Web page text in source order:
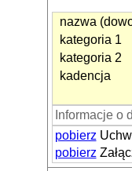
nazwa
kategoria 1
kategoria 2
kadencja
Informacje o
pobierz
pobierz